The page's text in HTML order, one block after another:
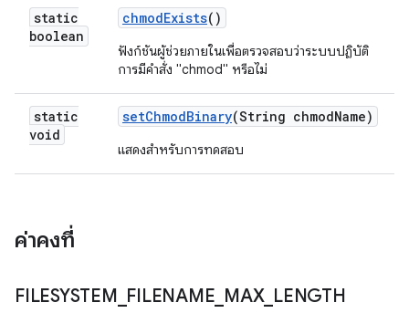
static
boolean
chmodExists()
ฟังก์ชันผู้ช่วยภายในเพื่อตรวจสอบว่าระบบปฏิบัติ
การมีคำสั่ง "chmod" หรือไม่
static
void
setChmodBinary(String chmodName)
แสดงสำหรับการทดสอบ
ค่าคงที่
FILESYSTEM FILENAME MAX_ LENGTH